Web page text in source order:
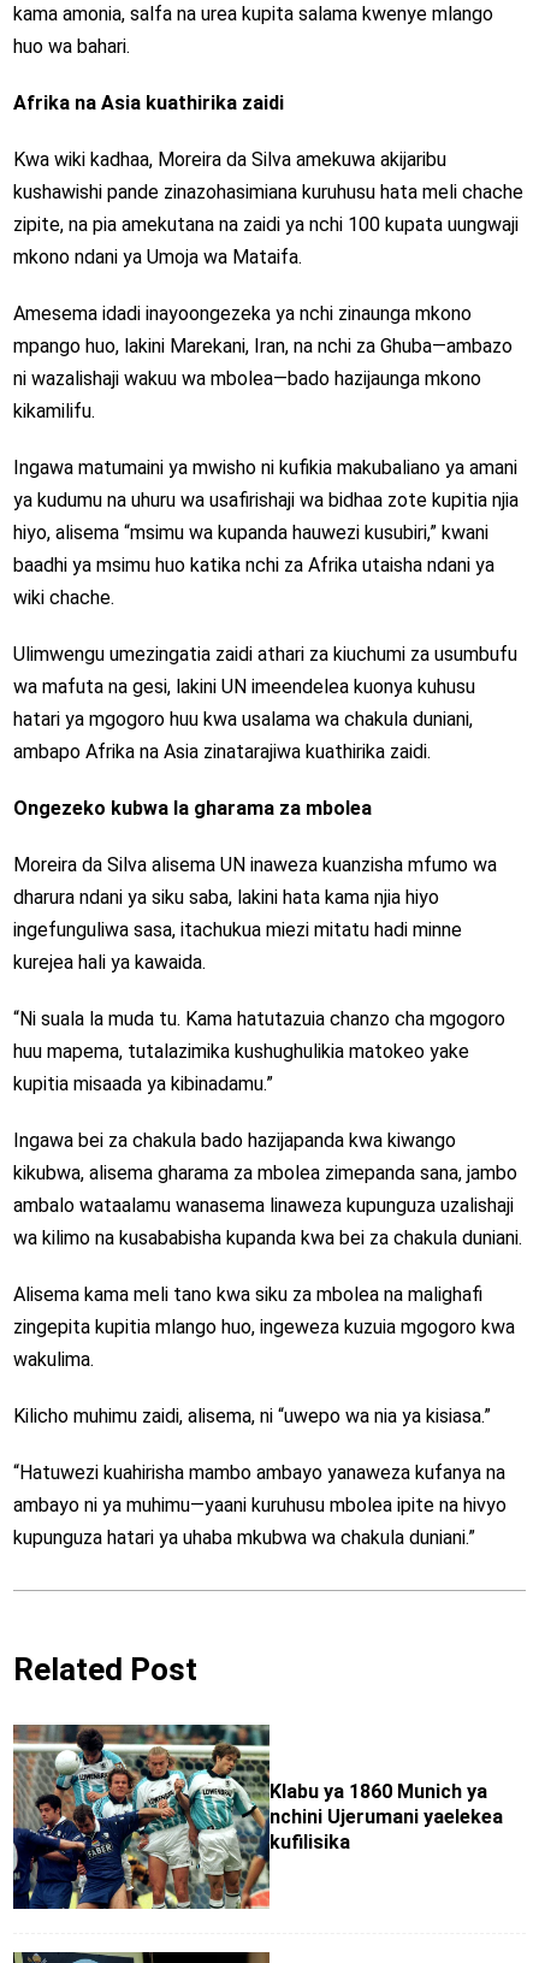
kama amonia, salfa na urea kupita salama kwenye mlango
huo wa bahari.
Afrika na Asia kuathirika zaidi
Kwa wiki kadhaa, Moreira da Silva amekuwa akijaribu
kushawishi pande zinazohasimiana kuruhusu hata meli chache
zipite, na pia amekutana na zaidi ya nchi 100 kupata uungwaji
mkono ndani ya Umoja wa Mataifa.
Amesema idadi inayoongezeka ya nchi zinaunga mkono
mpango huo, lakini Marekani, Iran, na nchi za Ghuba—ambazo
ni wazalishaji wakuu wa mbolea—bado hazijaunga mkono
kikamilifu.
Ingawa matumaini ya mwisho ni kufikia makubaliano ya amani
ya kudumu na uhuru wa usafirishaji wa bidhaa zote kupitia njia
hiyo, alisema “msimu wa kupanda hauwezi kusubiri,” kwani
baadhi ya msimu huo katika nchi za Afrika utaisha ndani ya
wiki chache.
Ulimwengu umezingatia zaidi athari za kiuchumi za usumbufu
wa mafuta na gesi, lakini UN imeendelea kuonya kuhusu
hatari ya mgogoro huu kwa usalama wa chakula duniani,
ambapo Afrika na Asia zinatarajiwa kuathirika zaidi.
Ongezeko kubwa la gharama za mbolea
Moreira da Silva alisema UN inaweza kuanzisha mfumo wa
dharura ndani ya siku saba, lakini hata kama njia hiyo
ingefunguliwa sasa, itachukua miezi mitatu hadi minne
kurejea hali ya kawaida.
“Ni suala la muda tu. Kama hatutazuia chanzo cha mgogoro
huu mapema, tutalazimika kushughulikia matokeo yake
kupitia misaada ya kibinadamu.”
Ingawa bei za chakula bado hazijapanda kwa kiwango
kikubwa, alisema gharama za mbolea zimepanda sana, jambo
ambalo wataalamu wanasema linaweza kupunguza uzalishaji
wa kilimo na kusababisha kupanda kwa bei za chakula duniani.
Alisema kama meli tano kwa siku za mbolea na malighafi
zingepita kupitia mlango huo, ingeweza kuzuia mgogoro kwa
wakulima.
Kilicho muhimu zaidi, alisema, ni “uwepo wa nia ya kisiasa.”
“Hatuwezi kuahirisha mambo ambayo yanaweza kufanya na
ambayo ni ya muhimu—yaani kuruhusu mbolea ipite na hivyo
kupunguza hatari ya uhaba mkubwa wa chakula duniani.”
Related Post
Klabu ya 1860 Munich ya
nchini Ujerumani yaelekea
kufilisika